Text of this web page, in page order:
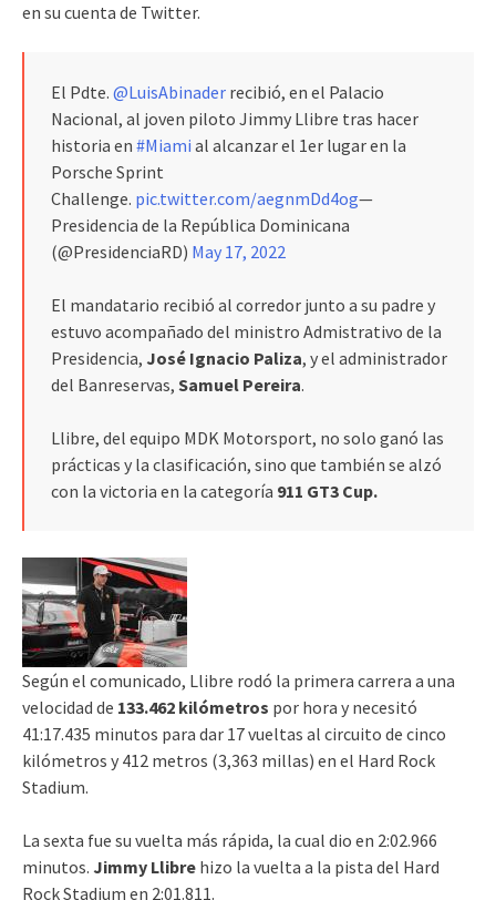
en su cuenta de Twitter.
El Pdte. @LuisAbinader recibió, en el Palacio
Nacional, al joven piloto Jimmy Llibre tras hacer
historia en #Miami al alcanzar el 1er lugar en la
Porsche Sprint
Challenge. pic.twitter.com/aegnmDd4og—
Presidencia de la República Dominicana
(@PresidenciaRD) May 17, 2022
El mandatario recibió al corredor junto a su padre y
estuvo acompañado del ministro Admistrativo de la
Presidencia, José Ignacio Paliza, y el administrador
del Banreservas, Samuel Pereira.
Llibre, del equipo MDK Motorsport, no solo ganó las
prácticas y la clasificación, sino que también se alzó
con la victoria en la categoría 911 GT3 Cup.
Según el comunicado, Llibre rodó la primera carrera a una
velocidad de 133.462 kilómetros por hora y necesitó
41:17.435 minutos para dar 17 vueltas al circuito de cinco
kilómetros y 412 metros (3,363 millas) en el Hard Rock
Stadium.
La sexta fue su vuelta más rápida, la cual dio en 2:02.966
minutos. Jimmy Llibre hizo la vuelta a la pista del Hard
Rock Stadium en 2:01.811.